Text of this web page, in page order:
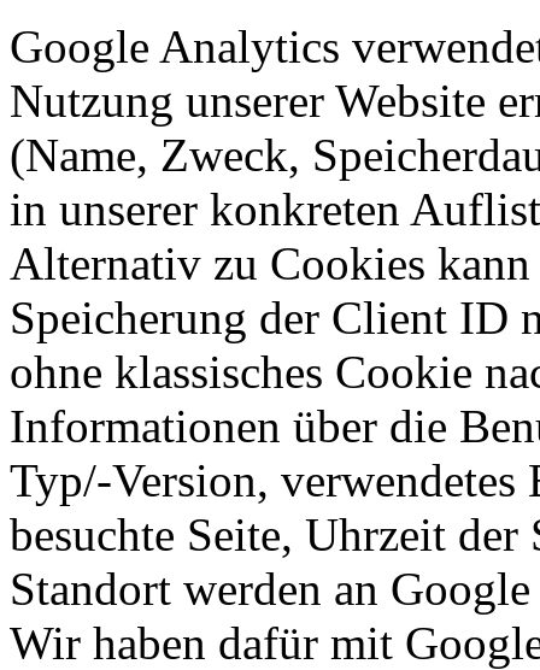
Google Analytics
Nutzung unserer Website
(Name, Zweck,
in unserer konkreten
Alternativ zu Cookies
Speicherung der Client ID
ohne klassisches Cookie
Informationen über die
Typ/-Version, verwendetes
besuchte Seite, Uhrzeit
Standort werden an
Wir haben dafür mit